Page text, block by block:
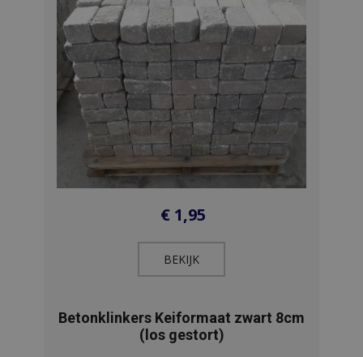
€ 1,95
BEKIJK​
Betonklinkers Keiformaat zwart 8cm
(los gestort)